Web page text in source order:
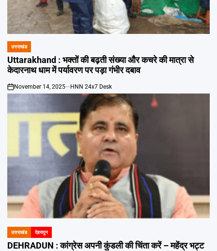
POSTED
IN
उत्तराखंड
Uttarakhand : भक्तों की बढ़ती संख्या और कचरे की मात्रा से
केदारनाथ धाम में पर्यावरण पर पड़ा गंभीर दबाव
on
November 14, 2025 HNN 24x7 Desk
POSTED
IN
उत्तराखंड देहरादून
DEHRADUN : कांग्रेस अपनी कुंडली की चिंता करें – महेंद्र भट्ट